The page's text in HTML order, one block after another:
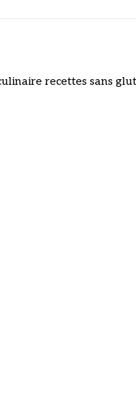
recettes sans